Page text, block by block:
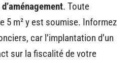
. Toute
5 m² y est soumise. Informez
car l’implantation d’un
sur la fiscalité de votre